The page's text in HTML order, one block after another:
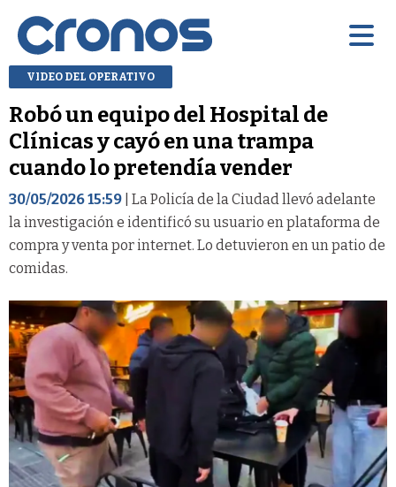
VIDEO DEL OPERATIVO
Robó un equipo del Hospital de
Clínicas y cayó en una trampa
cuando lo pretendía vender
30/05/2026 15:59 | La Policía de la Ciudad llevó adelante
la investigación e identificó su usuario en plataforma de
compra y venta por internet. Lo detuvieron en un patio de
comidas.